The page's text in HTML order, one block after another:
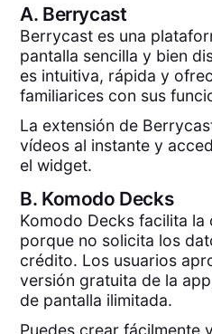
A. Berrycast
Berrycast es una
pantalla sencilla y bien
es intuitiva, rápida y
familiarices con sus
La extensión de
vídeos al instante y
el widget.
B. Komodo Decks
Komodo Decks facilita la
porque no solicita los
crédito. Los usuarios
versión gratuita de la
de pantalla ilimitada.
Puedes crear fácilmente